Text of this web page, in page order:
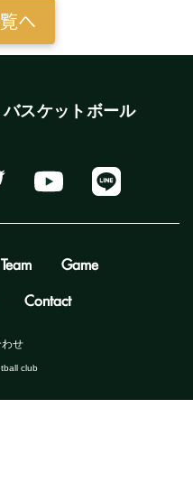
へ
スケットボール
Team Game
Contact
せ
club